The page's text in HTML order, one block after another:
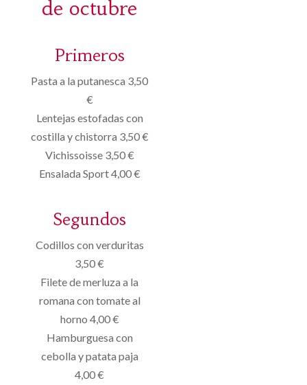
de octubre
Primeros
Pasta a la putanesca 3,50
€
Lentejas estofadas con
costilla y chistorra 3,50 €
Vichissoisse 3,50 €
Ensalada Sport 4,00 €
Segundos
Codillos con verduritas
3,50 €
Filete de merluza a la
romana con tomate al
horno 4,00 €
Hamburguesa con
cebolla y patata paja
4,00 €